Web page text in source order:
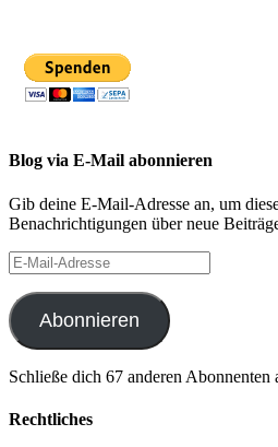
Blog via E-Mail abonnieren
Gib deine E-Mail-Adresse an, um
Benachrichtigungen über neue
E-
Mail-
Adresse
Abonnieren
Schließe dich 67 anderen Abonnenten
Rechtliches